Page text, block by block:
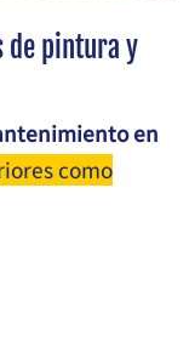
de pintura y
en
como